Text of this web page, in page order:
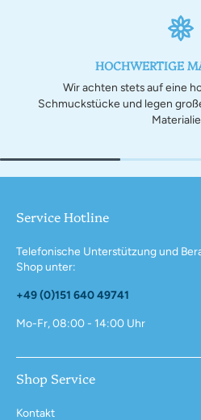
HOCHWERTIGE
Wir achten stets auf eine
Schmuckstücke und legen
Service Hotline
Telefonische Unterstützung und
Shop unter:
+49 (0)151 640 49741
Mo-Fr, 08:00 - 14:00 Uhr
Shop Service
Kontakt